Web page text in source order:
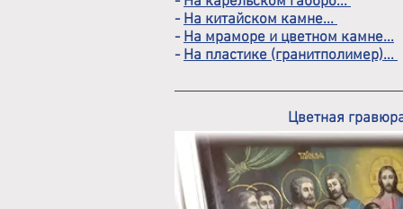
-На китайском камне...
-На мраморе и цветном камне...
-На пластике (гранитполимер)...
Цветная